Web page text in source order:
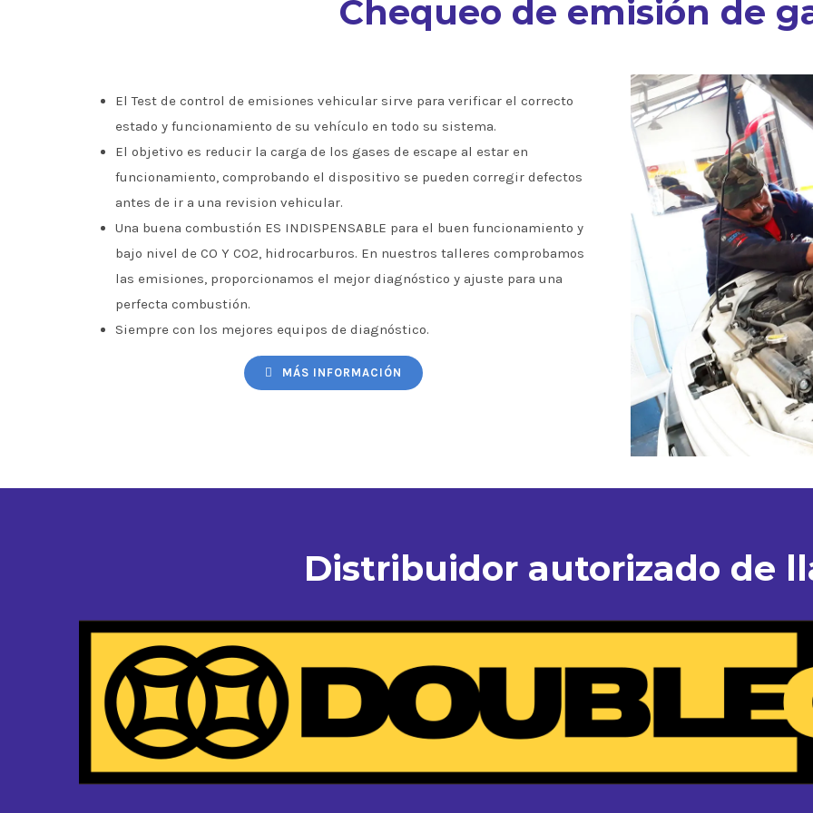
Chequeo de emisión de
El Test de control de emisiones vehicular sirve para verificar el correcto
estado y funcionamiento de su vehículo en todo su sistema.
El objetivo es reducir la carga de los gases de escape al estar en
funcionamiento, comprobando el dispositivo se pueden corregir defectos
antes de ir a una revision vehicular.
Una buena combustión ES INDISPENSABLE para el buen funcionamiento y
bajo nivel de CO Y CO2, hidrocarburos. En nuestros talleres comprobamos
las emisiones, proporcionamos el mejor diagnóstico y ajuste para una
perfecta combustión.
Siempre con los mejores equipos de diagnóstico.
MÁS INFORMACIÓN
Distribuidor autorizado de